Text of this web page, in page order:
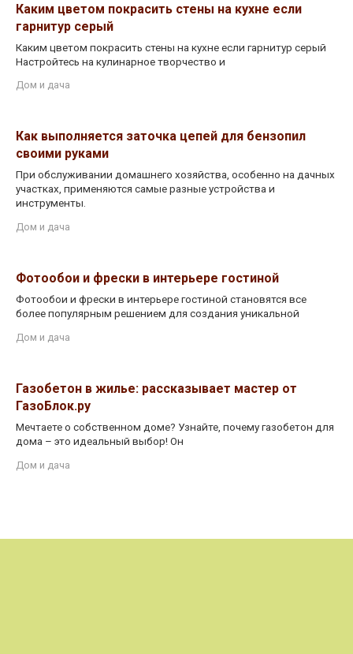
Каким цветом покрасить стены на кухне если
гарнитур серый
Каким цветом покрасить стены на кухне если гарнитур серый
Настройтесь на кулинарное творчество и
Дом и дача
Как выполняется заточка цепей для бензопил
своими руками
При обслуживании домашнего хозяйства, особенно на дачных
участках, применяются самые разные устройства и
инструменты.
Дом и дача
Фотообои и фрески в интерьере гостиной
Фотообои и фрески в интерьере гостиной становятся все
более популярным решением для создания уникальной
Дом и дача
Газобетон в жилье: рассказывает мастер от
ГазоБлок.ру
Мечтаете о собственном доме? Узнайте, почему газобетон для
дома – это идеальный выбор! Он
Дом и дача